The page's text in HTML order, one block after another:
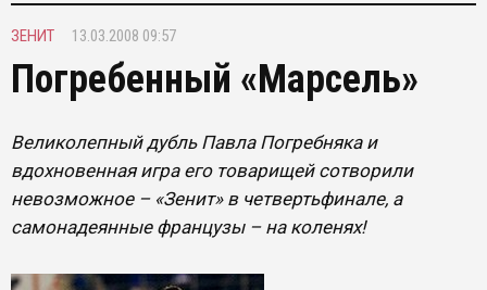
ЗЕНИТ 13.03.2008 09:57
Погребенный «Марсель»
Великолепный дубль Павла Погребняка и
вдохновенная игра его товарищей сотворили
невозможное – «Зенит» в четвертьфинале, а
самонадеянные французы – на коленях!